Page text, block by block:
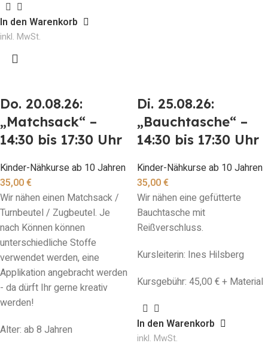
In den Warenkorb
inkl. MwSt.
Do. 20.08.26:
„Matchsack“ –
14:30 bis 17:30 Uhr
Kinder-Nähkurse ab 10 Jahren
35,00€
Wir nähen einen Matchsack /
Turnbeutel / Zugbeutel. Je
nach Können können
unterschiedliche Stoffe
verwendet werden, eine
Applikation angebracht werden
- da dürft Ihr gerne kreativ
werden!
Alter: ab 8 Jahren
Di. 25.08.26:
„Bauchtasche“ –
14:30 bis 17:30 Uhr
Kinder-Nähkurse ab 10 Jahren
35,00€
Wir nähen eine gefütterte
Bauchtasche mit
Reißverschluss.
Kursleiterin: Ines Hilsberg
Kursgebühr: 45,00 € + Material
In den Warenkorb
inkl. MwSt.